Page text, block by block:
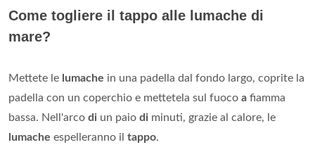
Come togliere il tappo alle lumache di
mare?
Mettete le lumache in una padella dal fondo largo, coprite la
padella con un coperchio e mettetela sul fuoco a fiamma
bassa. Nell'arco di un paio di minuti, grazie al calore, le
lumache espelleranno il tappo.